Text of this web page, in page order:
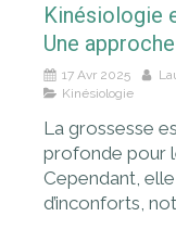
Kinésiologie
Une
17 Avr 2025
Kinésiologie
La grossesse
profonde pour
Cependant,
d’inconforts,